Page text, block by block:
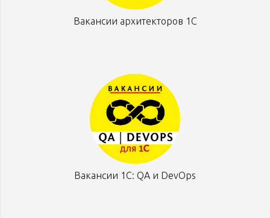
Вакансии архитекторов 1С
Вакансии 1С: QA и DevOps